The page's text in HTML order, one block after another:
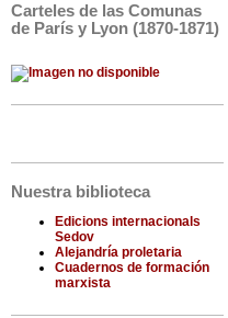
Carteles de las Comunas
de París y Lyon (1870-1871)
Nuestra biblioteca
Edicions internacionals
Sedov
Alejandría proletaria
Cuadernos de formación
marxista